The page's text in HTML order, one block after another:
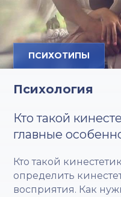
ПСИХОТИПЫ
Психология
Кто такой
главные
Кто такой
определить
восприятия. Как